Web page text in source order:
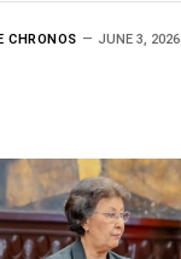
CHRONOS JUNE 3, 2026